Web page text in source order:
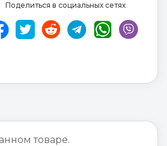
Поделиться в социальных сетях
товаре.